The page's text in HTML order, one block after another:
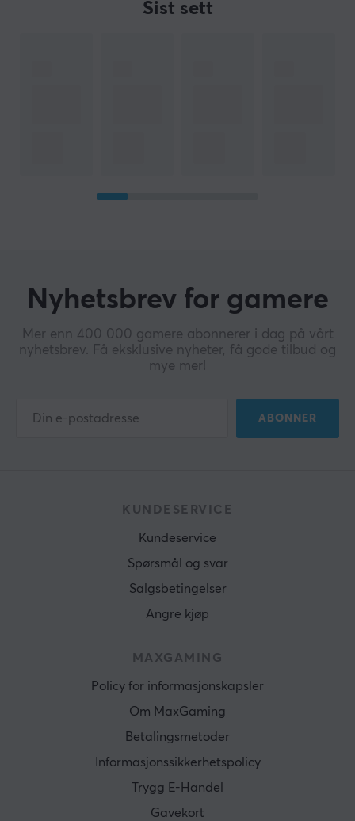
Sist sett
Nyhetsbrev for gamere
Mer enn 400 000 gamere abonnerer i dag på vårt
nyhetsbrev. Få eksklusive nyheter, få gode tilbud og
mye mer!
ABONNER
KUNDESERVICE
Kundeservice
Spørsmål og svar
Salgsbetingelser
Angre kjøp
MAXGAMING
Policy for informasjonskapsler
Om MaxGaming
Betalingsmetoder
Informasjonssikkerhetspolicy
Trygg E-Handel
Gavekort